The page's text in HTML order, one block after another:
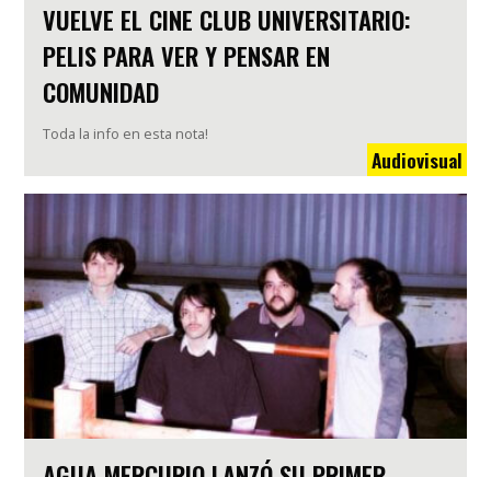
VUELVE EL CINE CLUB UNIVERSITARIO:
PELIS PARA VER Y PENSAR EN
COMUNIDAD
Toda la info en esta nota!
Audiovisual